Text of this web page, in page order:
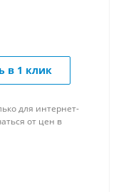
в 1 клик
для интернет-
от цен в